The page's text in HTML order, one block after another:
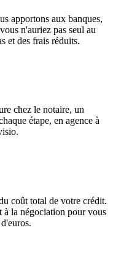
apportons aux banques,
n'auriez pas seul au
et des frais réduits.
chez le notaire, un
étape, en agence à
coût total de votre crédit.
à la négociation pour vous